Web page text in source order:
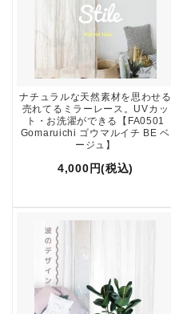
ナチュラルな天然素材を思わせる
売れてるミラーレース。UVカッ
ト・お洗濯ができる【FA0501
Gomaruichi ゴウマルイチ BE ベ
ージュ】
4,000円(税込)